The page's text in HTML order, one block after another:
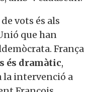
de prop pel
liberal de
vots és als
que han